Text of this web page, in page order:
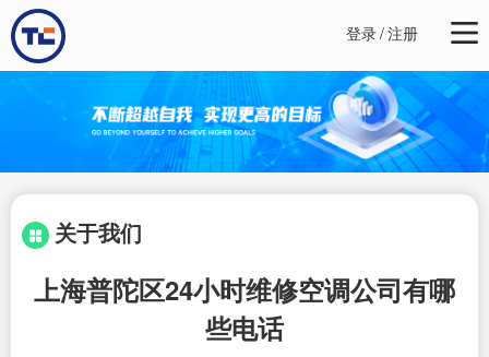
登录/注册
关于我们
上海普陀区24小时维修空调公司有哪
些电话